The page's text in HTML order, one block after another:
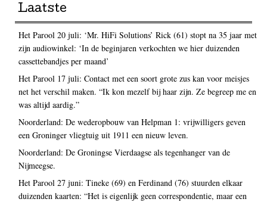
Laatste
Het Parool 20 juli: ‘Mr. HiFi Solutions’ Rick (61) stopt na 35 jaar met
zijn audiowinkel: ‘In de beginjaren verkochten we hier duizenden
cassettebandjes per maand’
Het Parool 17 juli: Contact met een soort grote zus kan voor meisjes
net het verschil maken. “Ik kon mezelf bij haar zijn. Ze begreep me en
was altijd aardig.”
Noorderland: De wederopbouw van Helpman 1: vrijwilligers geven
een Groninger vliegtuig uit 1911 een nieuw leven.
Noorderland: De Groningse Vierdaagse als tegenhanger van de
Nijmeegse.
Het Parool 27 juni: Tineke (69) en Ferdinand (76) stuurden elkaar
duizenden kaarten: “Het is eigenlijk geen correspondentie, maar een